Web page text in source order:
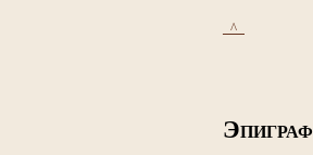
_^_
ЭПИГРАФ